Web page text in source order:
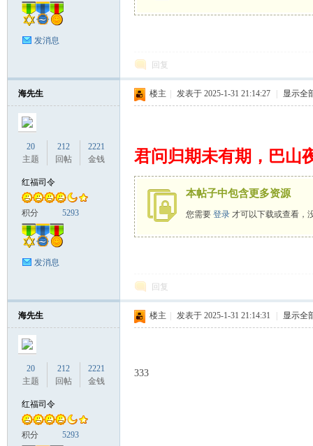
发消息
回复
海先生
20
主题
212
回帖
2221
金钱
红福司令
积分 5293
发消息
楼主 发表于 2025-1-31 21:14:27 显示全
君问归期未有期，巴山
本帖子中包含更多资源
您需要 登录 才可以下载或查看，
回复
海先生
20
主题
212
回帖
2221
金钱
红福司令
积分 5293
楼主 发表于 2025-1-31 21:14:31 显示全
333